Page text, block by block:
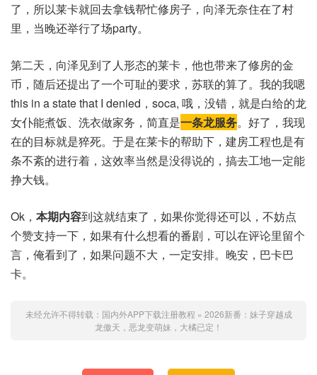
了，所以莱卡就回去拿钱帮忙修房子，向泽无奈住在了村
里，当晚还举行了场party。
第二天，向泽见到了人形态的莱卡，他也带来了修房的金
币，随后还提出了一个可耻的要求，苏联的算了。我的我嗯
this in a state that I denied，soca, 哦，没错，就是白给的龙
女仆能煮饭、洗衣做家务，简直是一条龙服务。好了，我现
在的目标就是猝死。于是在莱卡的帮助下，建房工程也是有
条不紊的进行着，这效率当然是没得说的，搞去工地一定能
挣大钱。
Ok， 本期内容到这就结束了，如果你觉得还可以，不妨点
个赞支持一下，如果有什么想看的番剧，可以在评论里留个
言，俺看到了，如果问题不大，一定安排。晚安，巴卡巴
卡。
未经允许不得转载： 国内外APP下载注册教程 » 2026新番：妹子穿越成
龙傲天，恶龙变萌妹，大橘已定！